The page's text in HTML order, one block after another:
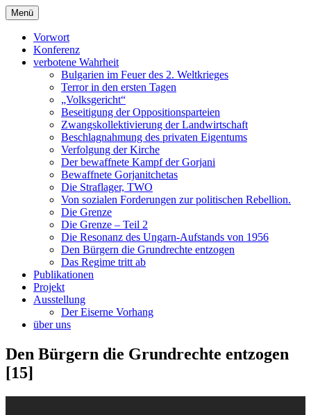
Zum
Inhalt
springen
bulgaria1944-1989.eu
Menü
Vorwort
Konferenz
verbotene Wahrheit
Bulgarien im Feuer des 2. Weltkrieges
Terror in den ersten Tagen
„Volksgericht“
Beseitigung der Oppositionsparteien
Zwangskollektivierung der Landwirtschaft
Beschlagnahmung des privaten Eigentums
Verfolgung der Kirche
Der bewaffnete Kampf der Gorjani
Bewaffnete Gorjanitchetas
Die Straflager, TWO
Von sozialen Forderungen zur politischen Rebellion.
Die Grenze
Die Grenze – Teil 2
Die Resonanz des Ungarn-Aufstands von 1956
Den Bürgern die Grundrechte entzogen
Das Regime tritt ab
Publikationen
Projekt
Ausstellung
Der Eiserne Vorhang
über uns
Den Bürgern die Grundrechte entzogen
[15]